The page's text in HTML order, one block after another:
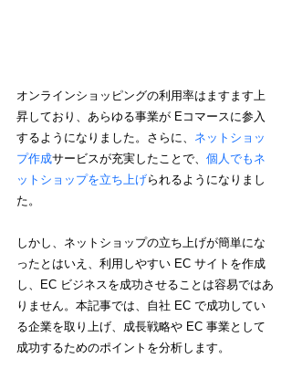
オンラインショッピングの利用率はますます上
昇しており、あらゆる事業が Eコマースに参入
するようになりました。さらに、 ネットショッ
プ作成サービスが充実したことで、 個人でもネ
ットショップを立ち上げられるようになりまし
た。
しかし、ネットショップの立ち上げが簡単にな
ったとはいえ、利用しやすい EC サイトを作成
し、EC ビジネスを成功させることは容易ではあ
りません。本記事では、自社 EC で成功してい
る企業を取り上げ、成長戦略や EC 事業として
成功するためのポイントを分析します。